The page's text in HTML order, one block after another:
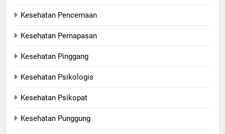
Kesehatan Pencernaan
Kesehatan Pernapasan
Kesehatan Pinggang
Kesehatan Psikologis
Kesehatan Psikopat
Kesehatan Punggung